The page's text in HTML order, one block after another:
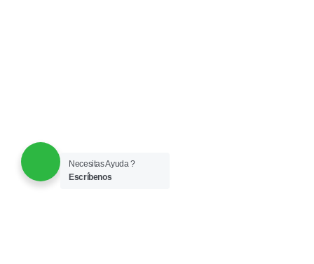
Necesitas Ayuda ?
Escríbenos